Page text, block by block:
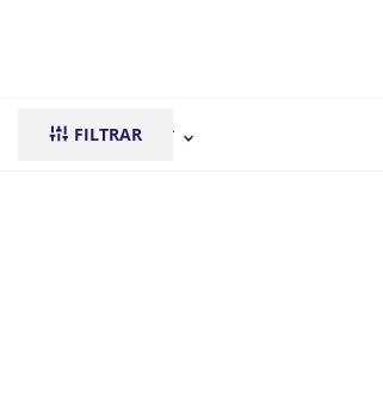
ORDENAR POR
mais recentes
FILTRAR